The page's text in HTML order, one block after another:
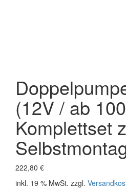
(12V / ab
Komplettset
222,80 €
inkl. 19 % MwSt. zzgl.